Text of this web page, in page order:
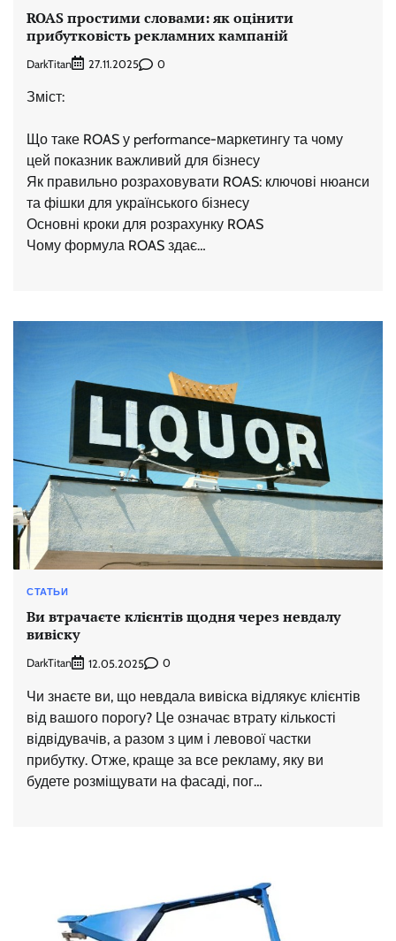
ROAS простими словами: як оцінити
прибутковість рекламних кампаній
DarkTitan 27.11.2025 0
Зміст:
Що таке ROAS у performance-маркетингу та чому
цей показник важливий для бізнесу
Як правильно розраховувати ROAS: ключові нюанси
та фішки для українського бізнесу
Основні кроки для розрахунку ROAS
Чому формула ROAS здає…
СТАТЬИ
Ви втрачаєте клієнтів щодня через невдалу
вивіску
DarkTitan 12.05.2025 0
Чи знаєте ви, що невдала вивіска відлякує клієнтів
від вашого порогу? Це означає втрату кількості
відвідувачів, а разом з цим і левової частки
прибутку. Отже, краще за все рекламу, яку ви
будете розміщувати на фасаді, пог…